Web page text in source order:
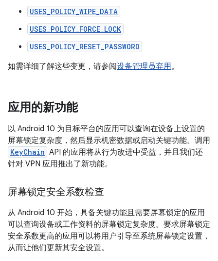
USES_POLICY_WIPE_DATA
USES_POLICY_FORCE_LOCK
USES_POLICY_RESET_PASSWORD
如需详细了解这些变更，请参阅设备管理员弃用。
应用的新功能
以 Android 10 为目标平台的应用可以查询在设备上设置的
屏幕锁定复杂度，然后显示机密数据或启动关键功能。调用
KeyChain API 的应用将从行为改进中受益，并且我们还
针对 VPN 应用推出了新功能。
屏幕锁定安全系数检查
从 Android 10 开始，具备关键功能且需要屏幕锁定的应用
可以查询设备或工作资料的屏幕锁定复杂度。要求屏幕锁定
安全系数更高的应用可以将用户引导至系统屏幕锁定设置，
从而让他们更新其安全设置。